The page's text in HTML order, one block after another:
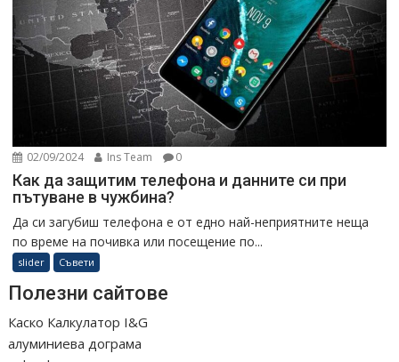
02/09/2024 Ins Team 0
Как да защитим телефона и данните си при
пътуване в чужбина?
Да си загубиш телефона е от едно най-неприятните неща
по време на почивка или посещение по...
slider Съвети
Полезни сайтове
Каско Калкулатор I&G
алуминиева дограма